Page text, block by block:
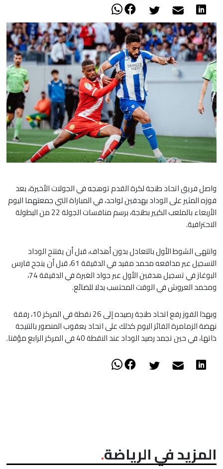
واصل فريق اتحاد طنجة لكرة القدم توهجه في الجولات الأخيرة، بعد
فوزه المثير على الوداد بهدفين لواحد، في المباراة التي جمعتهما اليوم
الأربعاء بالملعب الكبير بطنجة، برسم منافسات الجولة 22 من البطولة
الاحترافية.
وانتهى الشوط الأول بالتعادل بدون أهداف، قبل أن يفتتح الوداد
التسجيل عبر مدافعه محمد مفيد في الدقيقة 61، قبل أن ينجح فارس
البوغاز في تسجيل هدفين الأول عبر جواد الغبرة في الدقيقة 74،
ومحمد العروش في الوقت المحتسب بدلا للضائع.
وبهذا الفوز رفع اتحاد طنجة رصيده إلى 26 نقطة في المركز 10، رفقة
نهضة الزمامرة الفائز اليوم كذلك على اتحاد يعقوب المنصور بالنتيجة
ذاتها، في حين تجمد رصيد الوداد عند النقطة 40 في المركز الرابع مؤقتا.
المزيد في الرياضة